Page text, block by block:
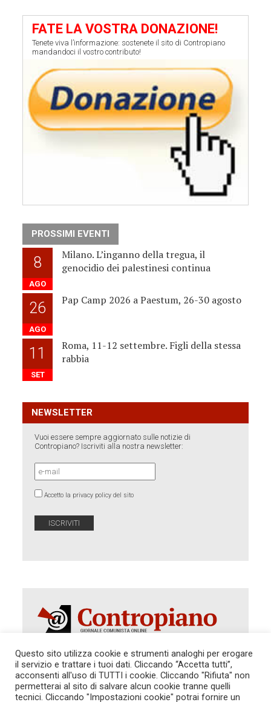
FATE LA VOSTRA DONAZIONE!
Tenete viva l’informazione: sostenete il sito di Contropiano
mandandoci il vostro contributo!
PROSSIMI EVENTI
8
AGO
Milano. L’inganno della tregua, il
genocidio dei palestinesi continua
26
AGO
Pap Camp 2026 a Paestum, 26-30 agosto
11
SET
Roma, 11-12 settembre. Figli della stessa
rabbia
NEWSLETTER
Vuoi essere sempre aggiornato sulle notizie di
Contropiano? Iscriviti alla nostra newsletter:
Accetto la privacy policy del sito
Autorizzazione del Tribunale di Roma 286 del 31
dicembre 2014. Direttore Responsabile: Sergio
Cararo. Indirizzo: V.Casalbruciato 27- sc. B - 00159
Questo sito utilizza cookie e strumenti analoghi per erogare
il servizio e trattare i tuoi dati. Cliccando “Accetta tutti”,
acconsenti all'uso di TUTTI i cookie. Cliccando "Rifiuta" non
permetterai al sito di salvare alcun cookie tranne quelli
tecnici. Cliccando "Impostazioni cookie" potrai fornire un